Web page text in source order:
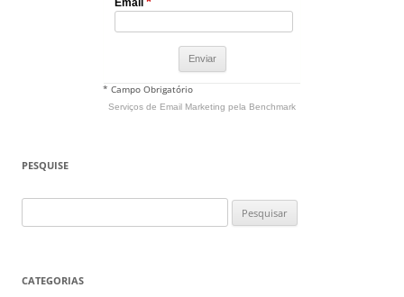
Email
* Campo Obrigatório
Serviços de Email Marketing pela Benchmark
PESQUISE
por:
CATEGORIAS